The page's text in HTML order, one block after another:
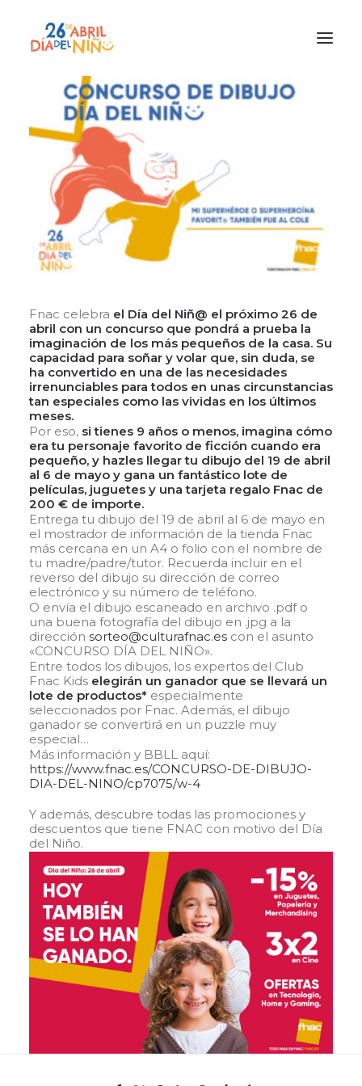
¿Qué es el Día del Niño?
¿Cómo lo vamos a celebrar?
¡Únete!
Participa con tu cole
Materiales
Gracias a
Fnac celebra el Día del Niñ@ el próximo 26 de
abril con un concurso que pondrá a prueba la
imaginación de los más pequeños de la casa. Su
capacidad para soñar y volar que, sin duda, se
ha convertido en una de las necesidades
irrenunciables para todos en unas circunstancias
tan especiales como las vividas en los últimos
meses.
Por eso, si tienes 9 años o menos, imagina cómo
era tu personaje favorito de ficción cuando era
pequeño, y hazles llegar tu dibujo del 19 de abril
al 6 de mayo y gana un fantástico lote de
películas, juguetes y una tarjeta regalo Fnac de
200 € de importe.
Entrega tu dibujo del 19 de abril al 6 de mayo en
el mostrador de información de la tienda Fnac
más cercana en un A4 o folio con el nombre de
tu madre/padre/tutor. Recuerda incluir en el
reverso del dibujo su dirección de correo
electrónico y su número de teléfono.
O envía el dibujo escaneado en archivo .pdf o
una buena fotografía del dibujo en .jpg a la
dirección sorteo@culturafnac.es con el asunto
«CONCURSO DÍA DEL NIÑO».
Entre todos los dibujos, los expertos del Club
Fnac Kids elegirán un ganador que se llevará un
lote de productos* especialmente
seleccionados por Fnac. Además, el dibujo
ganador se convertirá en un puzzle muy
especial…
Más información y BBLL aquí:
https://www.fnac.es/CONCURSO-DE-DIBUJO-
DIA-DEL-NINO/cp7075/w-4
Y además, descubre todas las promociones y
descuentos que tiene FNAC con motivo del Día
del Niño.